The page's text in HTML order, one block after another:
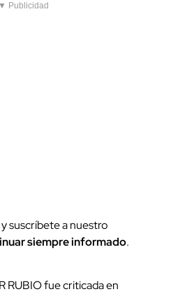
▼ Publicidad
y suscríbete a nuestro
siempre informado.
RUBIO fue criticada en